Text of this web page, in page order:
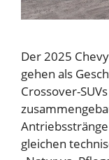
Der 2025
gehen als
Crossover-
gleichen